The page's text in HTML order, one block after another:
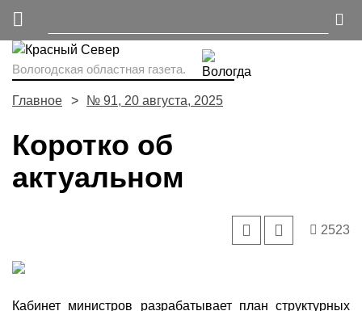
Вологодская областная газета.
Главное № 91, 20 августа, 2025
Коротко об
актуальном
2523
Кабинет министров разрабатывает план структурных